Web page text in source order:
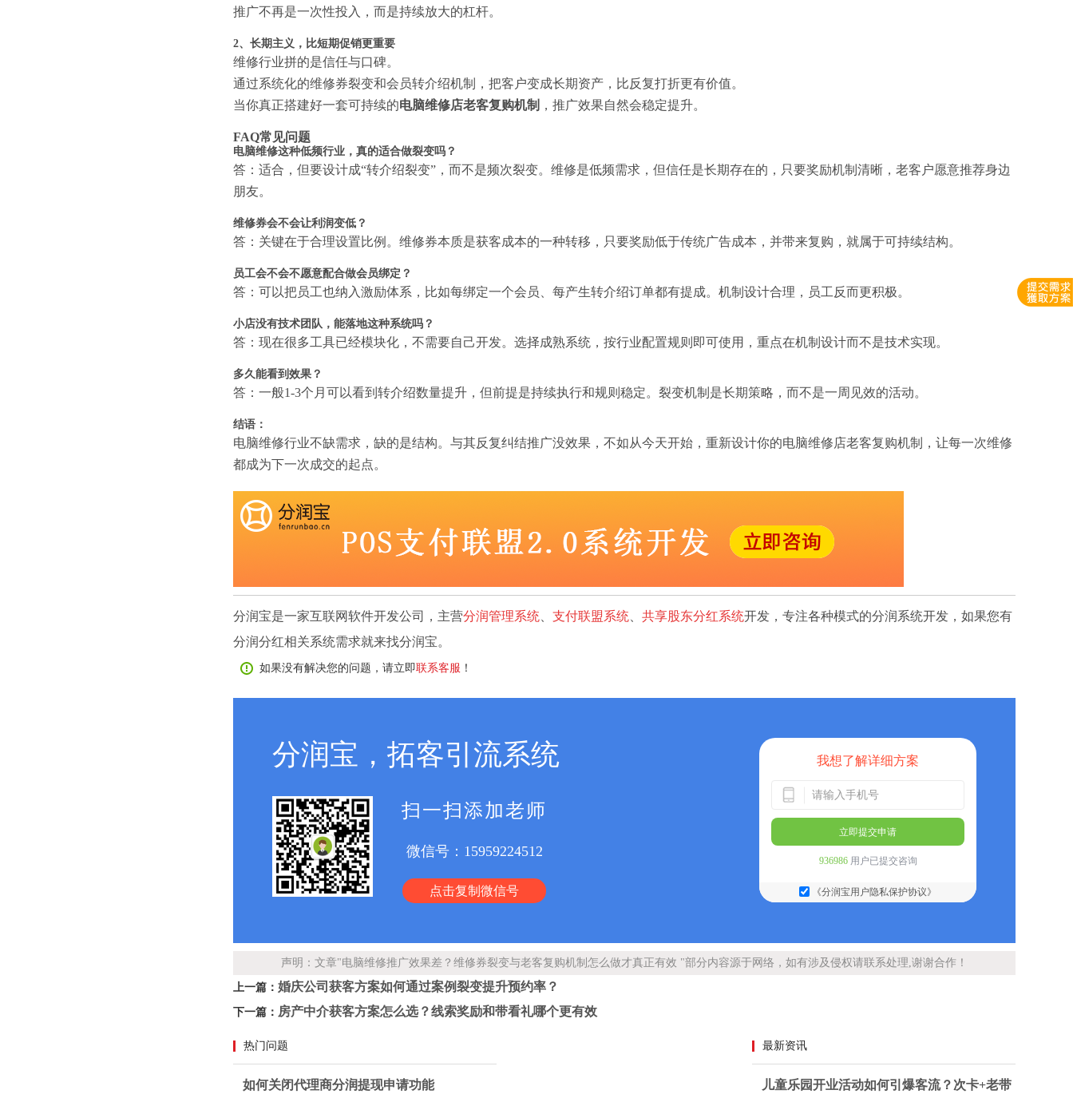
推广不再是一次性投入，而是持续放大的杠杆。
2、长期主义，比短期促销更重要
维修行业拼的是信任与口碑。
通过系统化的维修券裂变和会员转介绍机制，把客户变成长期资产，比反复打折更有价值。
当你真正搭建好一套可持续的电脑维修店老客复购机制 ，推广效果自然会稳定提升。
FAQ常见问题
电脑维修这种低频行业，真的适合做裂变吗？
答：适合，但要设计成“转介绍裂变”，而不是频次裂变。维修是低频需求，但信任是长期存在的，只要奖励机制清晰，老客户愿意推荐身边
朋友。
维修券会不会让利润变低？
答：关键在于合理设置比例。维修券本质是获客成本的一种转移，只要奖励低于传统广告成本，并带来复购，就属于可持续结构。
员工会不会不愿意配合做会员绑定？
答：可以把员工也纳入激励体系，比如每绑定一个会员、每产生转介绍订单都有提成。机制设计合理，员工反而更积极。
小店没有技术团队，能落地这种系统吗？
答：现在很多工具已经模块化，不需要自己开发。选择成熟系统，按行业配置规则即可使用，重点在机制设计而不是技术实现。
多久能看到效果？
答：一般1-3个月可以看到转介绍数量提升，但前提是持续执行和规则稳定。裂变机制是长期策略，而不是一周见效的活动。
结语：
电脑维修行业不缺需求，缺的是结构。与其反复纠结推广没效果，不如从今天开始，重新设计你的电脑维修店老客复购机制，让每一次维修
都成为下一次成交的起点。
分润宝是一家互联网软件开发公司，主营分润管理系统 支付联盟系统 共享股东分红系统开发，专注各种模式的分润系统开发，如果您有
分润分红相关系统需求就来找分润宝。
如果没有解决您的问题，请立即联系客服 ！
分润宝，拓客引流系统
扫一扫添加老师
微信号： 15959224512
点击复制微信号
我想了解详细方案
立即提交申请
936986用户已提交咨询
《分润宝用户隐私保护协议》
声明：文章"电脑维修推广效果差？维修券裂变与老客复购机制怎么做才真正有效 "部分内容源于网络，如有涉及侵权请联系处理,谢谢合作！
上一篇： 婚庆公司获客方案如何通过案例裂变提升预约率？
下一篇： 房产中介获客方案怎么选？线索奖励和带看礼哪个更有效
热门问题
如何关闭代理商分润提现申请功能
最新资讯
儿童乐园开业活动如何引爆客流？次卡+老带